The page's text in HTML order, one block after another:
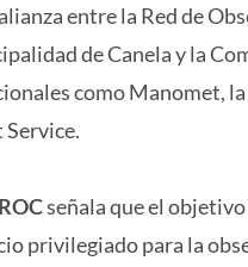
entre la Red de
de Canela y la
como Manomet,
Service.
señala que el
privilegiado para la